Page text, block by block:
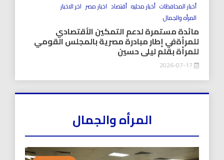
أخبار المحافظات أخبار محليه أقتصاد اخبار مصر اخر الاخبار
المرأه والجمال
مائدة مستمرة لدعم التمكين الأقتصادي
للمرأةفي إطار مبادرة مصرية بالمجلس القومي
للمرأة بقلم ليلى حسين
المرأه والجمال